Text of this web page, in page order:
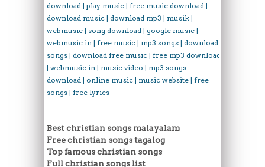
download | play music | free music download |
download music | download mp3 | musik |
webmusic | song download | google music |
webmusic in | free music | mp3 songs | download
songs | download free music | free mp3 download
| webmusic in | music video | mp3 songs
download | online music | music website | free
songs | free lyrics
Best christian songs malayalam
Free christian songs tagalog
Top famous christian songs
Full christian songs list